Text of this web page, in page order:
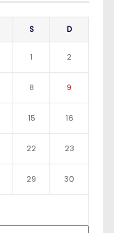
S D
1 2
8 9
15 16
22 23
29 30